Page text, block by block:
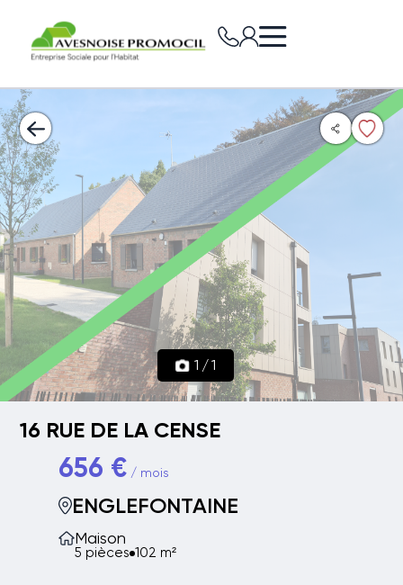
1 /1
16 RUE DE LA CENSE
656 €/ mois
ENGLEFONTAINE
Maison
5 pièces 102 m²